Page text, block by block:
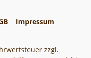
Impressum
zzgl.